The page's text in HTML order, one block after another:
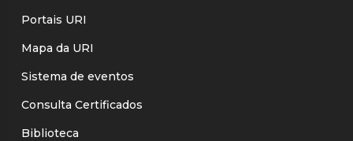
Portais URI
Mapa da URI
Sistema de eventos
Consulta Certificados
Biblioteca